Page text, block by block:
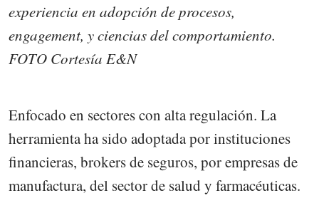
experiencia en adopción de procesos,
engagement, y ciencias del comportamiento.
FOTO Cortesía E&N
Enfocado en sectores con alta regulación. La
herramienta ha sido adoptada por instituciones
financieras, brokers de seguros, por empresas de
manufactura, del sector de salud y farmacéuticas.